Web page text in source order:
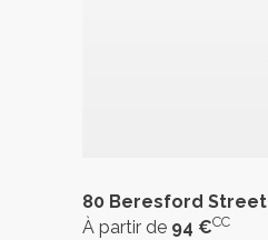
80 Beresford Street
À partir de 94 €CC